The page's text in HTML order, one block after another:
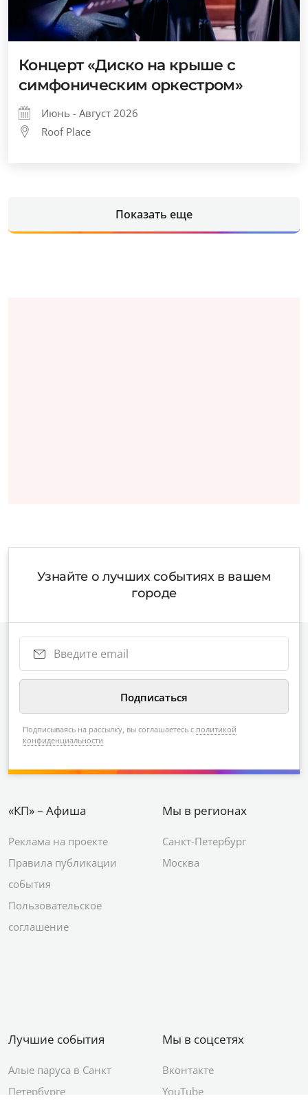
Концерт «Диско на крыше с
симфоническим оркестром»
Июнь - Август 2026
Roof Place
Показать еще
Узнайте о лучших событиях в вашем
городе
Подписываясь на рассылку, вы соглашаетесь с политикой
конфиденциальности
«КП» – Афиша
Реклама на проекте
Правила публикации
события
Пользовательское
соглашение
Мы в регионах
Санкт-Петербург
Москва
Лучшие события
Алые паруса в Санкт
Петербурге
Мы в соцсетях
Вконтакте
YouTube